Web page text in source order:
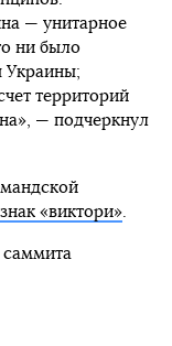
— унитарное
ни было
Украины;
территорий
— подчеркнул
«виктори».
саммита